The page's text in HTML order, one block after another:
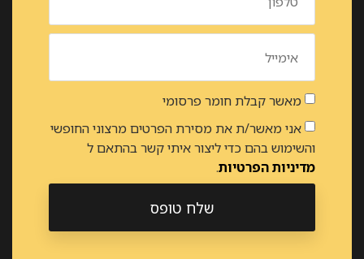
מאשר קבלת חומר פרסומי
אני מאשר/ת את מסירת הפרטים מרצוני החופשי
והשימוש בהם כדי ליצור איתי קשר בהתאם ל
מדיניות הפרטיות.
שלח טופס